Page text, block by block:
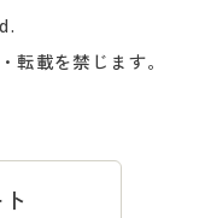
ップ
合
転載を禁じます。